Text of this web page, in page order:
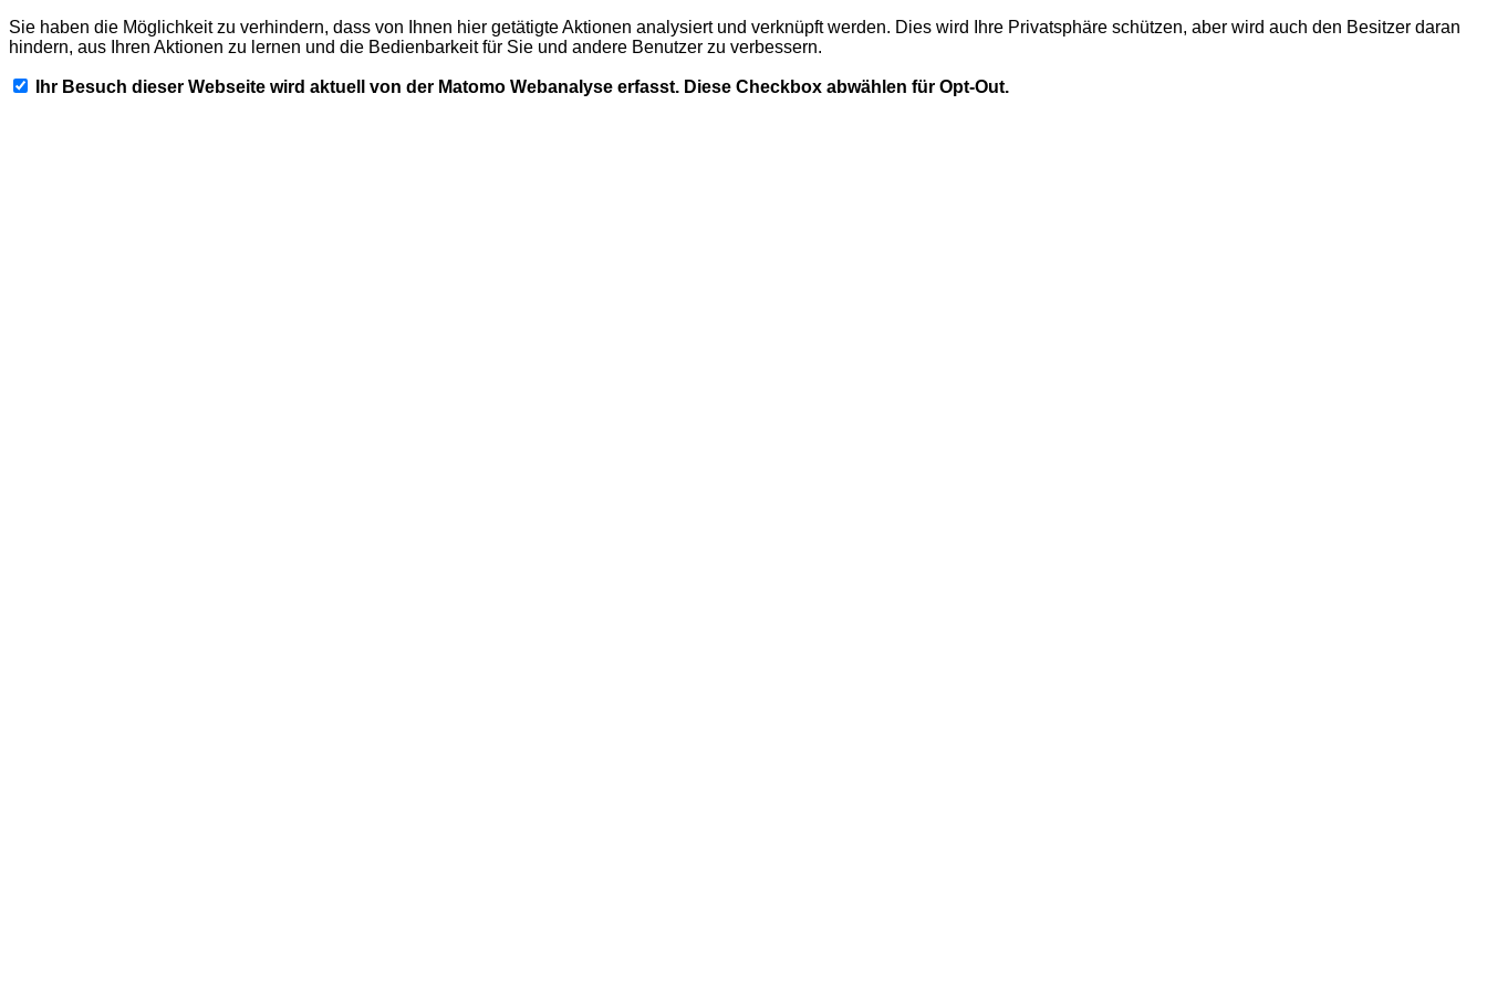
Sie haben die Möglichkeit zu verhindern, dass von Ihnen hier getätigte Aktionen analysiert und verknüpft werden. Dies wird Ihre Privatsphäre schützen, aber wird auch den Besitzer daran
hindern, aus Ihren Aktionen zu lernen und die Bedienbarkeit für Sie und andere Benutzer zu verbessern.
Ihr Besuch dieser Webseite wird aktuell von der Matomo Webanalyse erfasst. Diese Checkbox abwählen für Opt-Out.